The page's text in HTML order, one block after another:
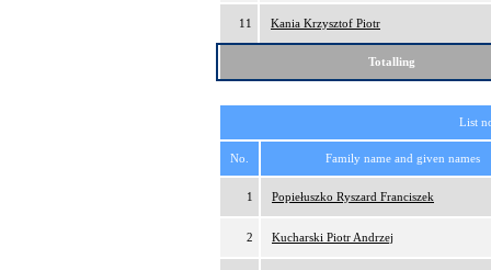
11 Kania Krzysztof Piotr
Totalling
List
No. Family name and given names
1 Popiełuszko Ryszard Franciszek
2 Kucharski Piotr Andrzej